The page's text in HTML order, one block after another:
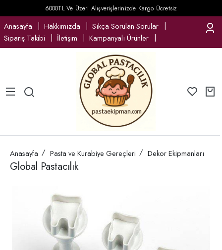
6000TL Ve Üzeri Alışverişlerinizde Kargo Ücretsiz
Anasayfa Hakkımızda
Sıkça Sorulan Sorular
Sipariş Takibi
İletişim Kampanyalı Ürünler
Anasayfa Pasta ve Kurabiye Gereçleri Dekor Ekipmanları
Global Pastacılık